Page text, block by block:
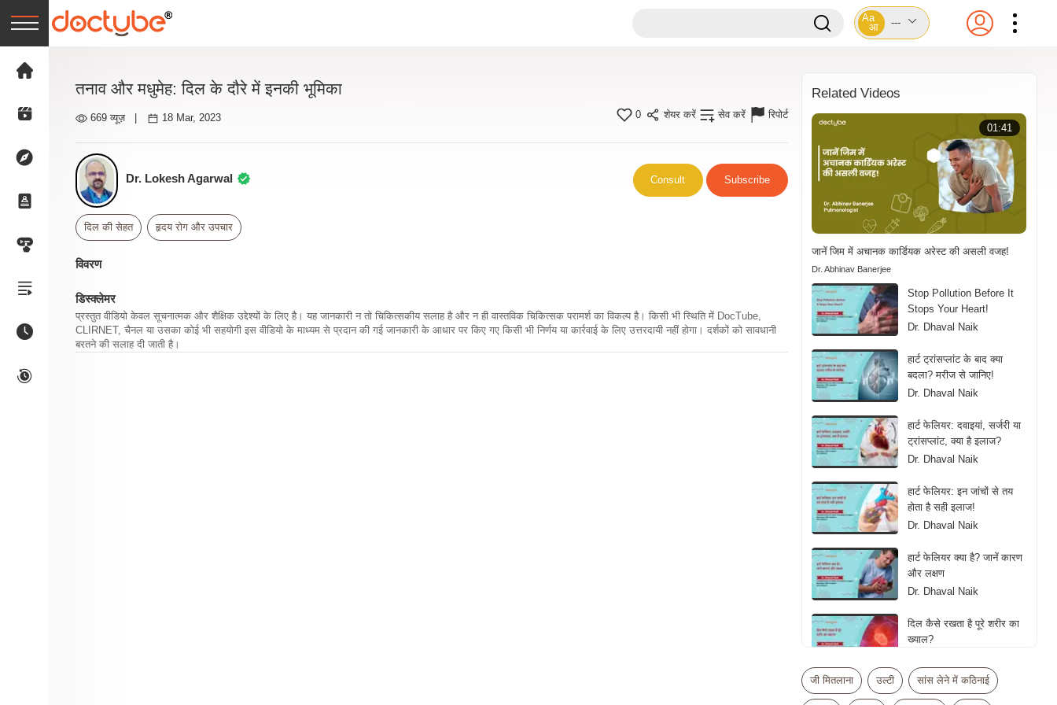
Aa
आ
---
तनाव और मधुमेह: दिल के दौरे में इनकी भूमिका
669 व्यूज़ 18 Mar, 2023 0 शेयर करें सेव करें रिपोर्ट
Dr. Lokesh Agarwal Consult Subscribe
दिल की सेहत हृदय रोग और उपचार
विवरण
डिस्क्लेमर
प्रस्तुत वीडियो केवल सूचनात्मक और शैक्षिक उद्देश्यों के लिए है। यह जानकारी न तो चिकित्सकीय सलाह है और न ही वास्तविक चिकित्सक परामर्श का विकल्प है। किसी भी स्थिति में DocTube,
CLIRNET, चैनल या उसका कोई भी सहयोगी इस वीडियो के माध्यम से प्रदान की गई जानकारी के आधार पर किए गए किसी भी निर्णय या कार्रवाई के लिए उत्तरदायी नहीं होगा। दर्शकों को सावधानी
बरतने की सलाह दी जाती है।
Related Videos
01:41
जानें जिम में अचानक कार्डियक अरेस्ट की असली वजह!
Dr. Abhinav Banerjee
Stop Pollution Before It
Stops Your Heart!
Dr. Dhaval Naik
हार्ट ट्रांसप्लांट के बाद क्या
बदला? मरीज से जानिए!
Dr. Dhaval Naik
हार्ट फेलियर: दवाइयां, सर्जरी या
ट्रांसप्लांट, क्या है इलाज?
Dr. Dhaval Naik
हार्ट फेलियर: इन जांचों से तय
होता है सही इलाज!
Dr. Dhaval Naik
हार्ट फेलियर क्या है? जानें कारण
और लक्षण
Dr. Dhaval Naik
दिल कैसे रखता है पूरे शरीर का
ख्याल?
क्या ज्यादा एक्सरसाइज बन
जी मितलाना उल्टी सांस लेने में कठिनाई